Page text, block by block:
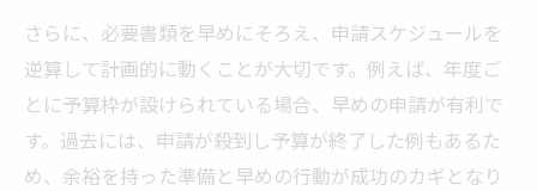
さらに、必要書類を早めにそろえ、申請スケジュールを
逆算して計画的に動くことが大切です。例えば、年度ご
とに予算枠が設けられている場合、早めの申請が有利で
す。過去には、申請が殺到し予算が終了した例もあるた
め、余裕を持った準備と早めの行動が成功のカギとなり